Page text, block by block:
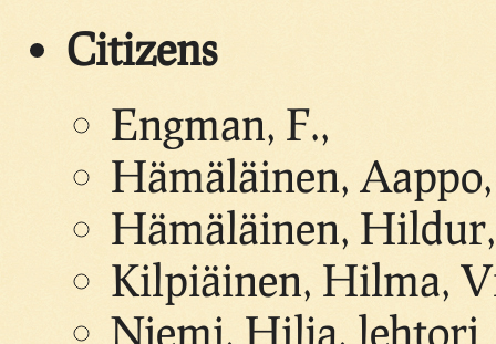
Citizens
Engman, F.,
Hämäläinen,
Hämäläinen,
Kilpiäinen, Hilma,
Niemi, Hilja, lehtori